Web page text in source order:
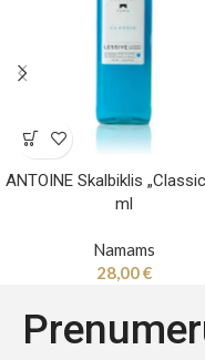
ANTOINE Skalbiklis
ml
Namams
28,00€